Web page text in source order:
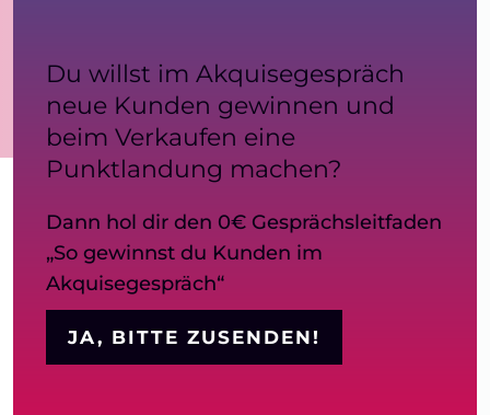
Kontakt
Du willst im Akquisegespräch
neue Kunden gewinnen und
beim Verkaufen eine
Punktlandung machen?
Dann hol dir den 0€ Gesprächsleitfaden
„So gewinnst du Kunden im
Akquisegespräch“
JA, BITTE ZUSENDEN!